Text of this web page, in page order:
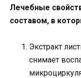
Лечебные
составом, в
Экстракт
снимает